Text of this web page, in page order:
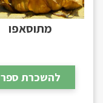
מתוסאפו
להשכרת ספר